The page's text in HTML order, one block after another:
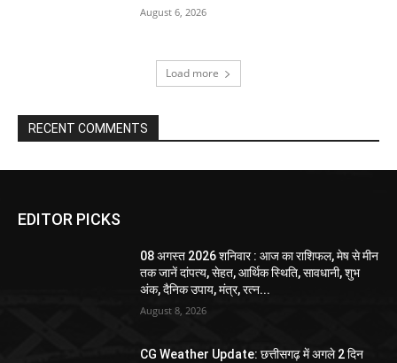
August 6, 2026
Load more
RECENT COMMENTS
EDITOR PICKS
08 अगस्त 2026 शनिवार : आज का राशिफल, मेष से मीन
तक जानें दांपत्य, सेहत, आर्थिक स्थिति, सावधानी, शुभ
अंक, दैनिक उपाय, मंत्र, रत्न...
August 8, 2026
CG Weather Update: छत्तीसगढ़ में अगले 2 दिन